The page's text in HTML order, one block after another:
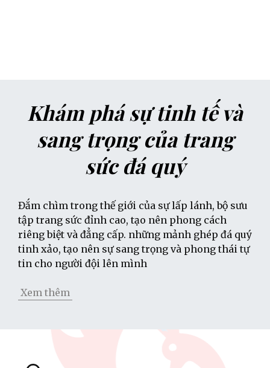
Khám phá sự tinh tế và
sang trọng của trang
sức đá quý
Đắm chìm trong thế giới của sự lấp lánh, bộ sưu
tập trang sức đỉnh cao, tạo nên phong cách
riêng biệt và đẳng cấp. những mảnh ghép đá quý
tinh xảo, tạo nên sự sang trọng và phong thái tự
tin cho người đội lên mình
Xem thêm